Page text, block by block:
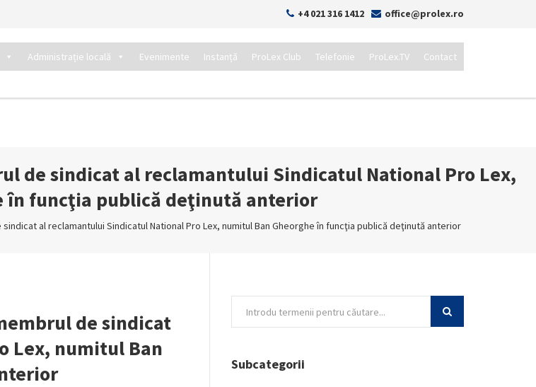
+4 021 316 1412 office@prolex.ro
Administrație locală Evenimente Instanță ProLex Club Telefonie ProLex.TV Contact
de sindicat al reclamantului Sindicatul National Pro Lex,
în funcţia publică deţinută anterior
al reclamantului Sindicatul National Pro Lex, numitul Ban Gheorghe în funcţia publică deţinută anterior
de sindicat
Lex, numitul Ban
Subcategorii